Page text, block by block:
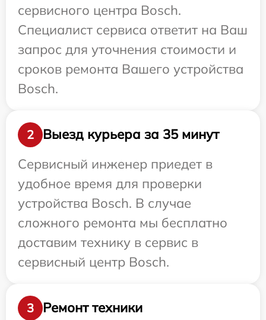
сервисного центра Bosch.
Специалист сервиса ответит на Ваш
запрос для уточнения стоимости и
сроков ремонта Вашего устройства
Bosch.
2
Выезд курьера за 35 минут
Сервисный инженер приедет в
удобное время для проверки
устройства Bosch. В случае
сложного ремонта мы бесплатно
доставим технику в сервис в
сервисный центр Bosch.
3 Ремонт техники